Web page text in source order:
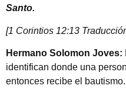
Santo.
[1 Corintios 12:13
Hermano Solomon Joves:
identifican donde una
entonces recibe el